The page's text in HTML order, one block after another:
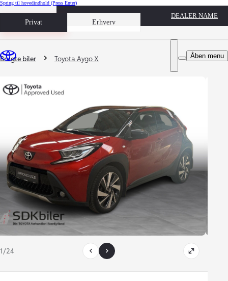
Spring til hovedindhold (Press Enter)
Privat Erhverv
Book prøvetur
DEALER NAME
Åben menu
Du er her
Brugte biler Toyota Aygo X
1/24